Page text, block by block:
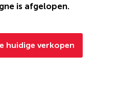
is afgelopen.
huidige verkopen